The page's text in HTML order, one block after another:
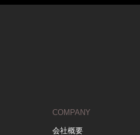
COMPANY
会社概要